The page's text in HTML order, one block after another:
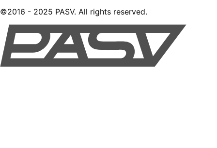
©2016 - 2025 PASV. All rights reserved.